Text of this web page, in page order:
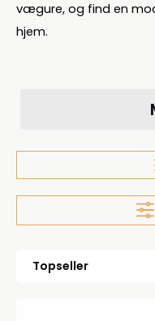
vægure, og find en
hjem.